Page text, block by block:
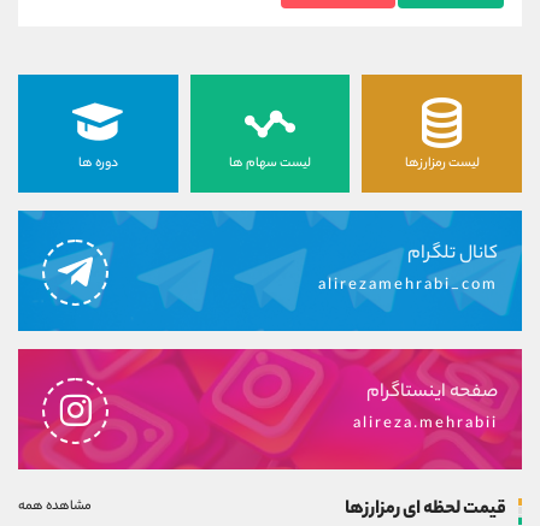
لیست رمزارزها لیست سهام ها دوره ها
کانال تلگرام
alirezamehrabi_com
صفحه اینستاگرام
alireza.mehrabii
قیمت لحظه ای رمزارزها مشاهده همه